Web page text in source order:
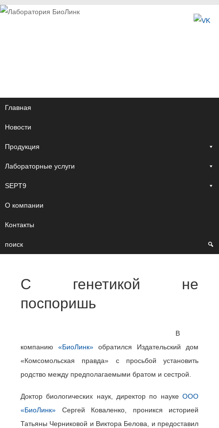
Главная
Новости
Продукция
Лабораторные услуги
SEPT9
О компании
Контакты
поиск
С генетикой не
поспоришь
В
компанию «БиоЛинк» обратился Издательский дом
«Комсомольская правда» с просьбой установить
родство между предполагаемыми братом и сестрой.
Доктор биологических наук, директор по науке ООО
«БиоЛинк» Сергей Коваленко, проникся историей
Татьяны Черниковой и Виктора Белова, и предоставил